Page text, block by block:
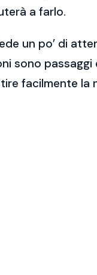
a farlo.
un po’ di
sono
facilmente